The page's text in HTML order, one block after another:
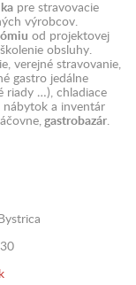
pre stravovacie
výrobcov.
od projektovej
obsluhy.
verejné stravovanie,
gastro jedálne
riady …), chladiace
nábytok a inventár
gastrobazár.